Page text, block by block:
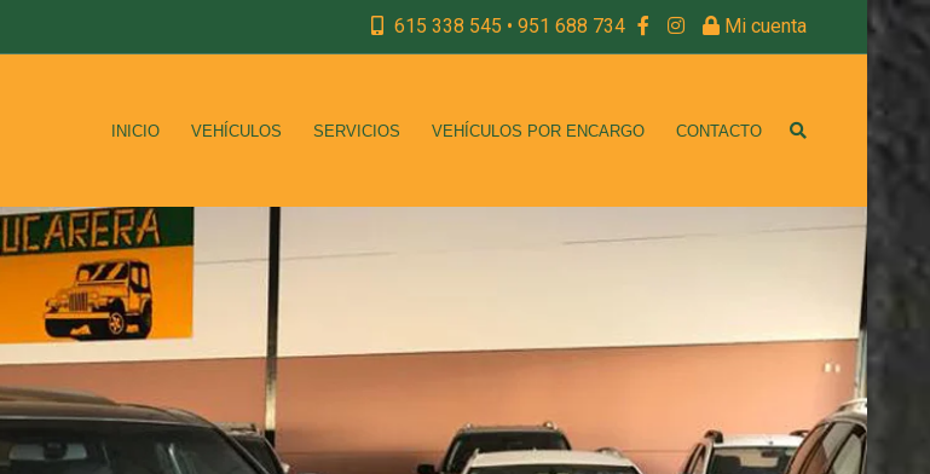
615 338 545 • 951 688 734 Mi cuenta
INICIO VEHÍCULOS SERVICIOS VEHÍCULOS POR ENCARGO CONTACTO